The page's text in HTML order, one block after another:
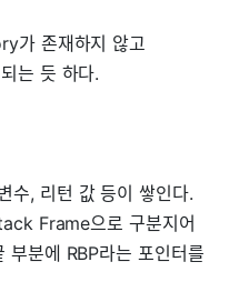
가 존재하지 않고
는 듯 하다.
수, 리턴 값 등이 쌓인다.
Frame으로 구분지어
부분에 RBP라는 포인터를